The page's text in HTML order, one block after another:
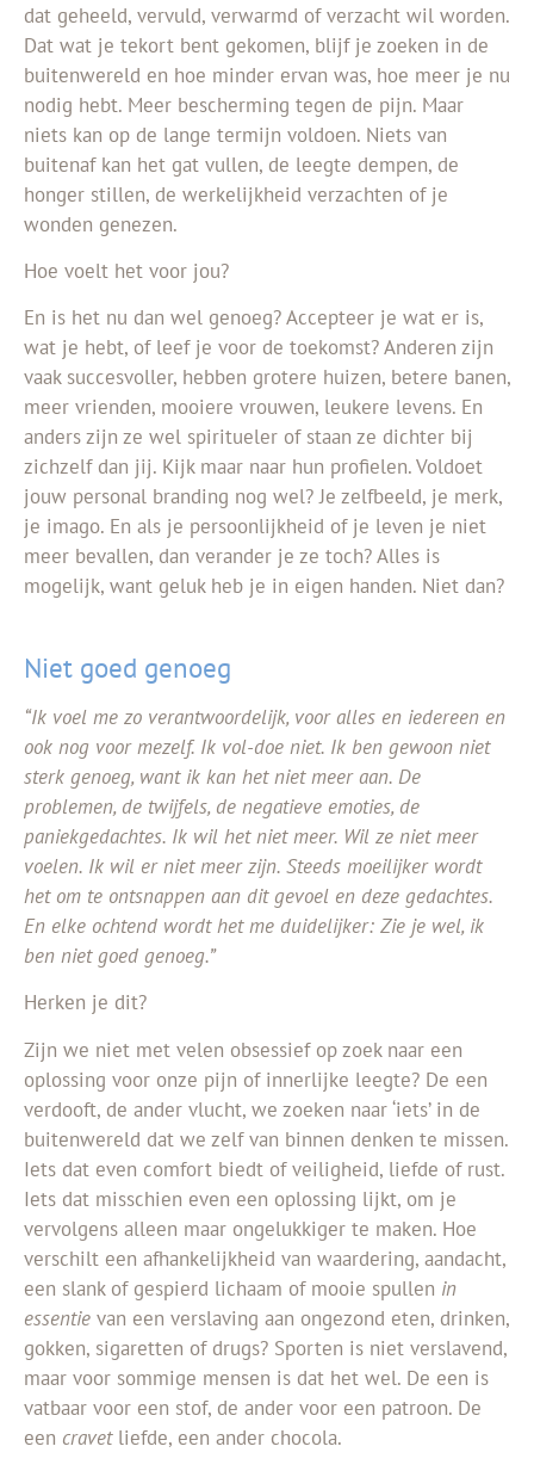
dat geheeld, vervuld, verwarmd of verzacht wil worden.
Dat wat je tekort bent gekomen, blijf je zoeken in de
buitenwereld en hoe minder ervan was, hoe meer je nu
nodig hebt. Meer bescherming tegen de pijn. Maar
niets kan op de lange termijn voldoen. Niets van
buitenaf kan het gat vullen, de leegte dempen, de
honger stillen, de werkelijkheid verzachten of je
wonden genezen.
Hoe voelt het voor jou?
En is het nu dan wel genoeg? Accepteer je wat er is,
wat je hebt, of leef je voor de toekomst? Anderen zijn
vaak succesvoller, hebben grotere huizen, betere banen,
meer vrienden, mooiere vrouwen, leukere levens. En
anders zijn ze wel spiritueler of staan ze dichter bij
zichzelf dan jij. Kijk maar naar hun profielen. Voldoet
jouw personal branding nog wel? Je zelfbeeld, je merk,
je imago. En als je persoonlijkheid of je leven je niet
meer bevallen, dan verander je ze toch? Alles is
mogelijk, want geluk heb je in eigen handen. Niet dan?
Niet goed genoeg
“Ik voel me zo verantwoordelijk, voor alles en iedereen en
ook nog voor mezelf. Ik vol-doe niet. Ik ben gewoon niet
sterk genoeg, want ik kan het niet meer aan. De
problemen, de twijfels, de negatieve emoties, de
paniekgedachtes. Ik wil het niet meer. Wil ze niet meer
voelen. Ik wil er niet meer zijn. Steeds moeilijker wordt
het om te ontsnappen aan dit gevoel en deze gedachtes.
En elke ochtend wordt het me duidelijker: Zie je wel, ik
ben niet goed genoeg.”
Herken je dit?
Zijn we niet met velen obsessief op zoek naar een
oplossing voor onze pijn of innerlijke leegte? De een
verdooft, de ander vlucht, we zoeken naar ‘iets’ in de
buitenwereld dat we zelf van binnen denken te missen.
Iets dat even comfort biedt of veiligheid, liefde of rust.
Iets dat misschien even een oplossing lijkt, om je
vervolgens alleen maar ongelukkiger te maken. Hoe
verschilt een afhankelijkheid van waardering, aandacht,
een slank of gespierd lichaam of mooie spullen in
essentie van een verslaving aan ongezond eten, drinken,
gokken, sigaretten of drugs? Sporten is niet verslavend,
maar voor sommige mensen is dat het wel. De een is
vatbaar voor een stof, de ander voor een patroon. De
een cravetliefde, een ander chocola.